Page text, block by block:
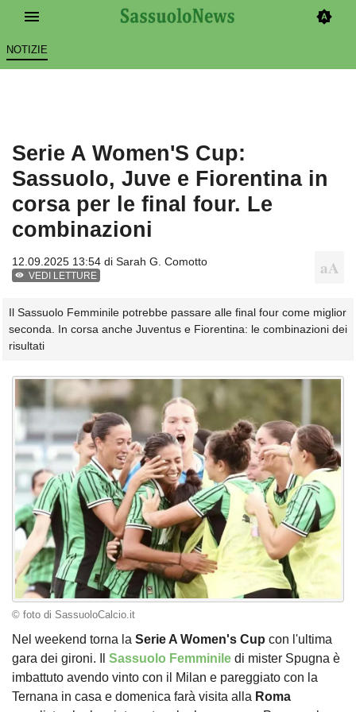
NOTIZIE
Serie A Women'S Cup:
Sassuolo, Juve e Fiorentina in
corsa per le final four. Le
combinazioni
12.09.2025 13:54 di Sarah G. Comotto
VEDI LETTURE
Il Sassuolo Femminile potrebbe passare alle final four come miglior
seconda. In corsa anche Juventus e Fiorentina: le combinazioni dei
risultati
© foto di SassuoloCalcio.it
Nel weekend torna la Serie A Women's Cup con l'ultima
gara dei gironi. Il Sassuolo Femminile di mister Spugna è
imbattuto avendo vinto con il Milan e pareggiato con la
Ternana in casa e domenica farà visita alla Roma